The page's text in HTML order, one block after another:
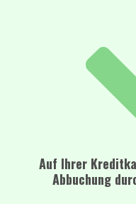
Auf Ihrer
Abbuchung